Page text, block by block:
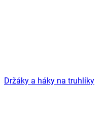
Držáky a háky na truhlíky